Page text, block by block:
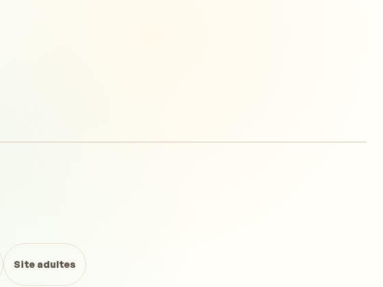
Site adultes